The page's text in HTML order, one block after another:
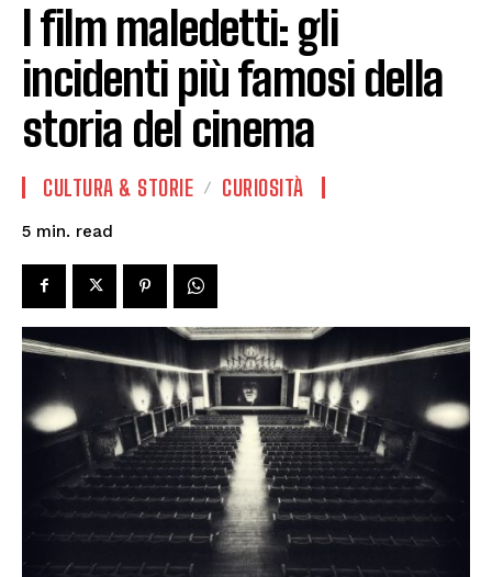
I film maledetti: gli
incidenti più famosi della
storia del cinema
CULTURA & STORIE CURIOSITÀ
5 min. read